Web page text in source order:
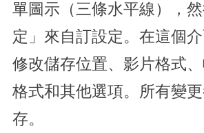
單圖示（三條水平線），
定」來自訂設定。在這個
修改儲存位置、影片格式
格式和其他選項。所有變
存。